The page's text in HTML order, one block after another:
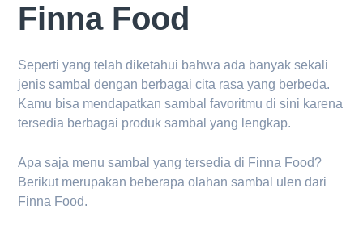
Finna Food
Seperti yang telah diketahui bahwa ada banyak sekali
jenis sambal dengan berbagai cita rasa yang berbeda.
Kamu bisa mendapatkan sambal favoritmu di sini karena
tersedia berbagai produk sambal yang lengkap.
Apa saja menu sambal yang tersedia di Finna Food?
Berikut merupakan beberapa olahan sambal ulen dari
Finna Food.